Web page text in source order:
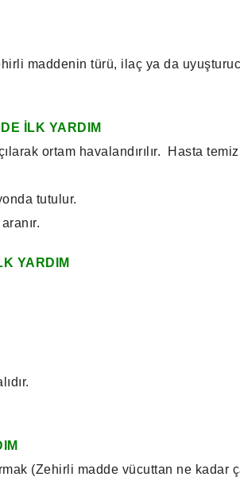
maddenin türü, ilaç ya da
İLK YARDIM
ortam havalandırılır. Hasta temiz
tutulur.
YARDIM
(Zehirli madde vücuttan ne kadar